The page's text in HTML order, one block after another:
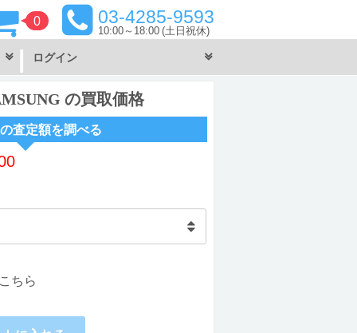
03-4285-9593
10:00～18:00 (土日祝休)
0
ログイン
の買取価格
査定額を調べる
ちら